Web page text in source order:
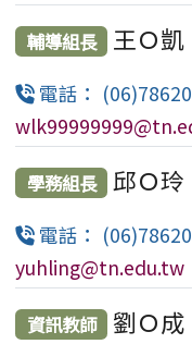
種對象擴大為
長至115年9月28
文山國小
源整合平臺」
臺南市北門
甄選第3次招考
臺南市北門
甄選第2次招考
輔導組長 王Ｏ凱
電話：
學務組長 邱Ｏ玲
電話：
yuhling@tn.edu.tw
資訊教師 劉Ｏ成